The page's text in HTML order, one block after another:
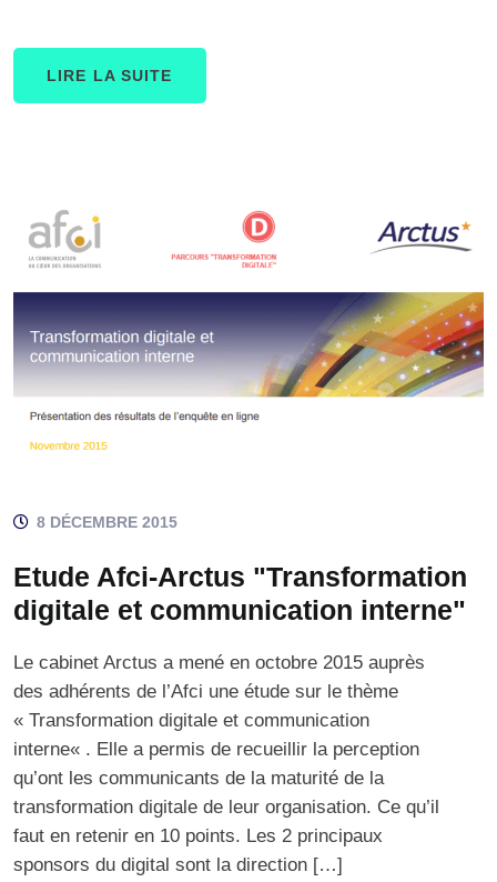
LIRE LA SUITE
8 DÉCEMBRE 2015
Etude Afci-Arctus "Transformation
digitale et communication interne"
Le cabinet Arctus a mené en octobre 2015 auprès
des adhérents de l’Afci une étude sur le thème
« Transformation digitale et communication
interne« . Elle a permis de recueillir la perception
qu’ont les communicants de la maturité de la
transformation digitale de leur organisation. Ce qu’il
faut en retenir en 10 points. Les 2 principaux
sponsors du digital sont la direction […]